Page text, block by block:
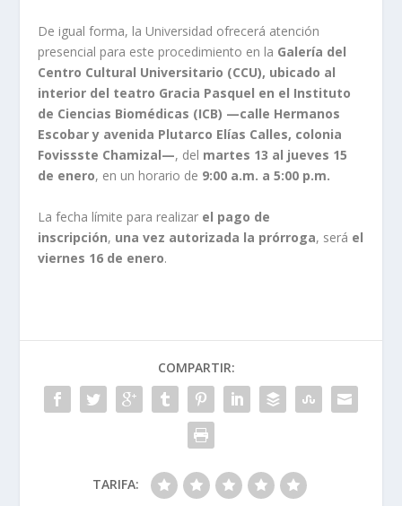
De igual forma, la Universidad ofrecerá atención
presencial para este procedimiento en la Galería del
Centro Cultural Universitario (CCU), ubicado al
interior del teatro Gracia Pasquel en el Instituto
de Ciencias Biomédicas (ICB) —calle Hermanos
Escobar y avenida Plutarco Elías Calles, colonia
Fovissste Chamizal—, del martes 13 al jueves 15
de enero, en un horario de 9:00 a.m. a 5:00 p.m.
La fecha límite para realizar el pago de
inscripción, una vez autorizada la prórroga, será el
viernes 16 de enero.
COMPARTIR:
TARIFA: